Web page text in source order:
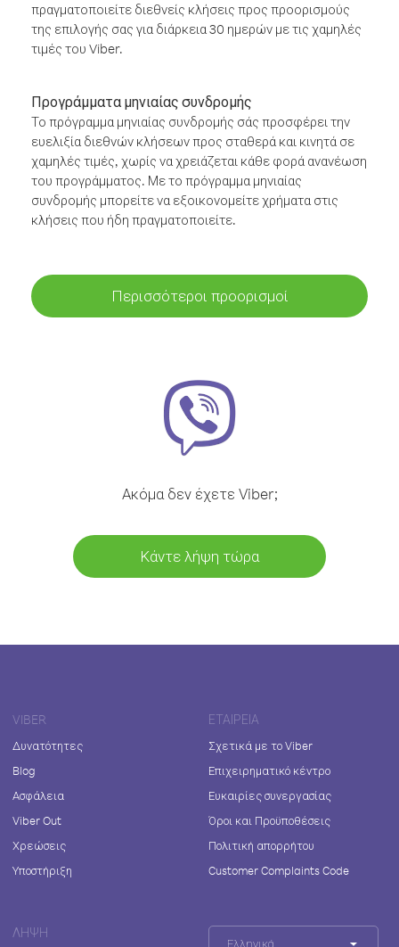
πραγματοποιείτε διεθνείς κλήσεις προς προορισμούς
της επιλογής σας για διάρκεια 30 ημερών με τις χαμηλές
τιμές του Viber.
Προγράμματα μηνιαίας συνδρομής
Το πρόγραμμα μηνιαίας συνδρομής σάς προσφέρει την
ευελιξία διεθνών κλήσεων προς σταθερά και κινητά σε
χαμηλές τιμές, χωρίς να χρειάζεται κάθε φορά ανανέωση
του προγράμματος. Με το πρόγραμμα μηνιαίας
συνδρομής μπορείτε να εξοικονομείτε χρήματα στις
κλήσεις που ήδη πραγματοποιείτε.
Περισσότεροι προορισμοί
Ακόμα δεν έχετε Viber;
Κάντε λήψη τώρα
VIBER
Δυνατότητες
Blog
Ασφάλεια
Viber Out
Χρεώσεις
Υποστήριξη
ΕΤΑΙΡΕΊΑ
Σχετικά με το Viber
Επιχειρηματικό κέντρο
Ευκαιρίες συνεργασίας
Όροι και Προϋποθέσεις
Πολιτική απορρήτου
Customer Complaints Code
ΛΉΨΗ
Ελληνικά